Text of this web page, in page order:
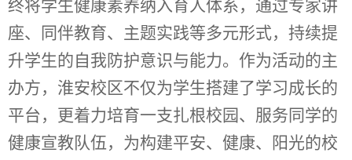
终将学生健康素养纳入育人体系，通过专家讲
座、同伴教育、主题实践等多元形式，持续提
升学生的自我防护意识与能力。作为活动的主
办方，淮安校区不仅为学生搭建了学习成长的
平台，更着力培育一支扎根校园、服务同学的
健康宣教队伍，为构建平安、健康、阳光的校